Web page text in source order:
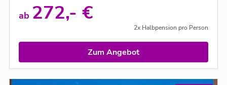
ab 272,- €
2x Halbpension pro Person
Zum Angebot